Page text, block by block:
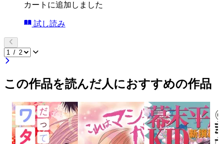
カートに追加しました
試し読み
この作品を読んだ人におすすめの作品